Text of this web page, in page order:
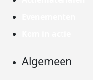
Algemeen